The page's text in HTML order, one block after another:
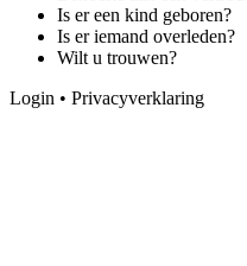
Is er een kind geboren?
Is er iemand overleden?
Wilt u trouwen?
Login • Privacyverklaring